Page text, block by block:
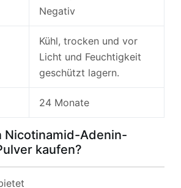
Negativ
Kühl, trocken und vor
Licht und Feuchtigkeit
geschützt lagern.
24 Monate
Nicotinamid-Adenin-
kaufen?